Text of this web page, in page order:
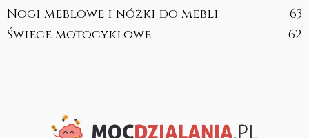
Nogi meblowe i nóżki do mebli
63
Świece motocyklowe
62